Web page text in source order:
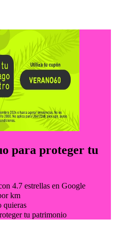
para proteger tu
4.7 estrellas en Google
km
quieras
tu patrimonio